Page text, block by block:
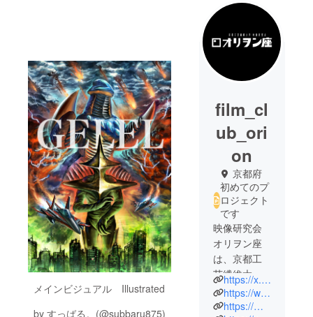
メインビジュアル Illustrated
by すっばる。(@subbaru875)
film_cl
ub_ori
on
京都府
初めてのプ
ロジェクト
です
映像研究会
オリヲン座
は、京都工
芸繊維大学
の公式サー
クルです。
https://x.com/Gelel_official
https://www.instagram.com/gelel_tokusatsu/
https://m.youtube.com/@film_club_orion